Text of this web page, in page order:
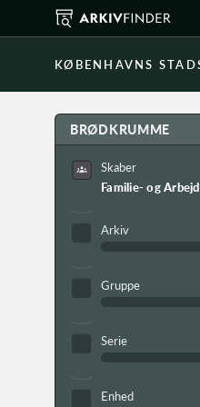
KØBENHAVNS
BRØDKRUMME
Skaber
Familie- og
Arkiv
Gruppe
Serie
Enhed